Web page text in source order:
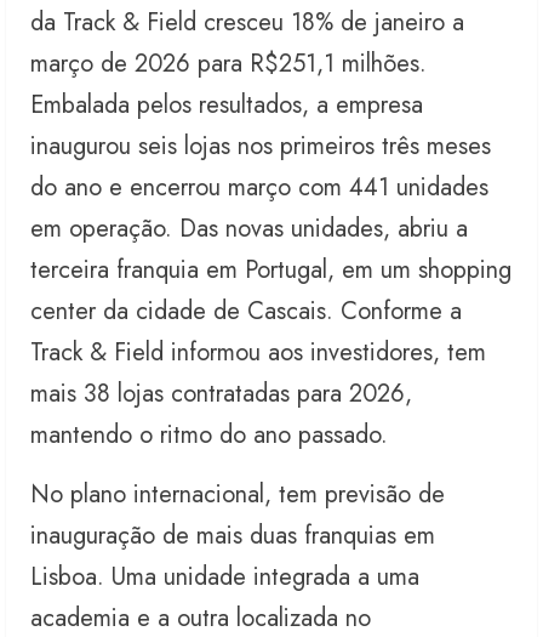
da Track & Field cresceu 18% de janeiro a
março de 2026 para R$251,1 milhões.
Embalada pelos resultados, a empresa
inaugurou seis lojas nos primeiros três meses
do ano e encerrou março com 441 unidades
em operação. Das novas unidades, abriu a
terceira franquia em Portugal, em um shopping
center da cidade de Cascais. Conforme a
Track & Field informou aos investidores, tem
mais 38 lojas contratadas para 2026,
mantendo o ritmo do ano passado.
No plano internacional, tem previsão de
inauguração de mais duas franquias em
Lisboa. Uma unidade integrada a uma
academia e a outra localizada no